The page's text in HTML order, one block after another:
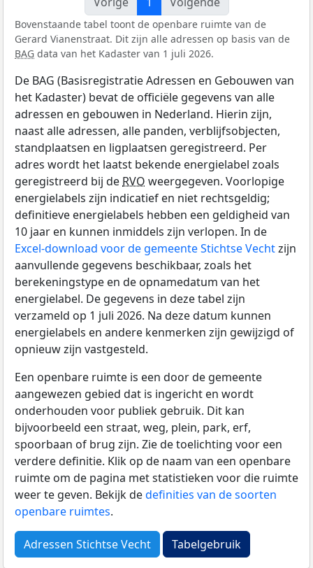
Bovenstaande tabel toont de openbare ruimte van de
Gerard Vianenstraat. Dit zijn alle adressen op basis van de
BAG data van het Kadaster van 1 juli 2026.
De BAG (Basisregistratie Adressen en Gebouwen van
het Kadaster) bevat de officiële gegevens van alle
adressen en gebouwen in Nederland. Hierin zijn,
naast alle adressen, alle panden, verblijfsobjecten,
standplaatsen en ligplaatsen geregistreerd. Per
adres wordt het laatst bekende energielabel zoals
geregistreerd bij de RVO weergegeven. Voorlopige
energielabels zijn indicatief en niet rechtsgeldig;
definitieve energielabels hebben een geldigheid van
10 jaar en kunnen inmiddels zijn verlopen. In de
Excel-download voor de gemeente Stichtse Vechtzijn
aanvullende gegevens beschikbaar, zoals het
berekeningstype en de opnamedatum van het
energielabel. De gegevens in deze tabel zijn
verzameld op 1 juli 2026. Na deze datum kunnen
energielabels en andere kenmerken zijn gewijzigd of
opnieuw zijn vastgesteld.
Een openbare ruimte is een door de gemeente
aangewezen gebied dat is ingericht en wordt
onderhouden voor publiek gebruik. Dit kan
bijvoorbeeld een straat, weg, plein, park, erf,
spoorbaan of brug zijn. Zie de toelichting voor een
verdere definitie. Klik op de naam van een openbare
ruimte om de pagina met statistieken voor die ruimte
weer te geven. Bekijk dedefinities van de soorten
openbare ruimtes.
Adressen Stichtse Vecht Tabelgebruik